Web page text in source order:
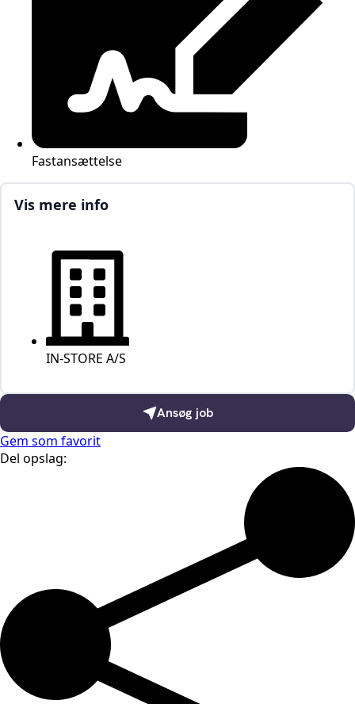
Fastansættelse
Vis mere info
IN-STORE A/S
Ansøg job
Gem som favorit
Del opslag: